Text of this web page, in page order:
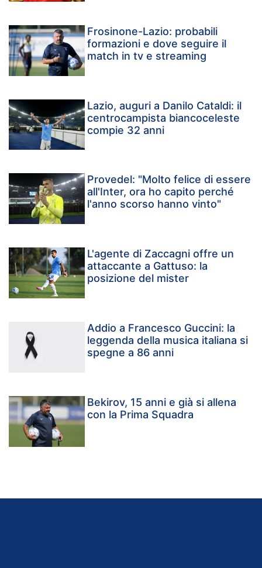
Frosinone-Lazio: probabili
formazioni e dove seguire il
match in tv e streaming
Lazio, auguri a Danilo Cataldi: il
centrocampista biancoceleste
compie 32 anni
Provedel: "Molto felice di essere
all'Inter, ora ho capito perché
l'anno scorso hanno vinto"
L'agente di Zaccagni offre un
attaccante a Gattuso: la
posizione del mister
Addio a Francesco Guccini: la
leggenda della musica italiana si
spegne a 86 anni
Bekirov, 15 anni e già si allena
con la Prima Squadra